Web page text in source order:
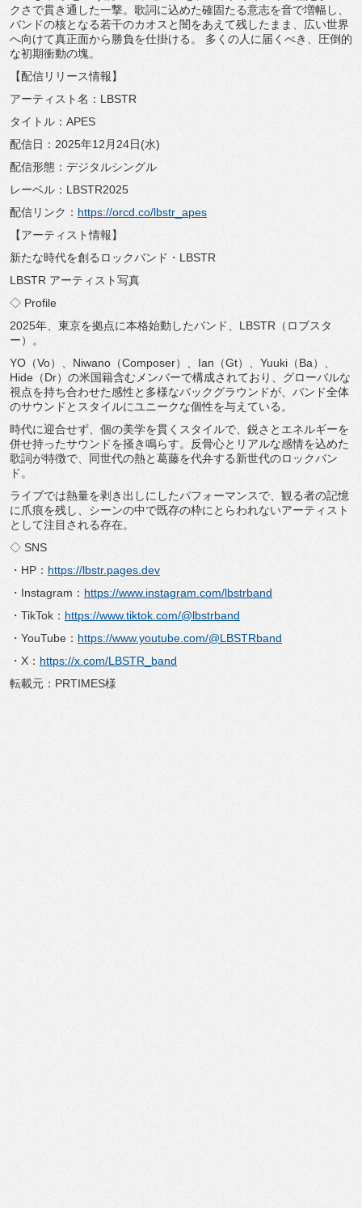
クさで貫き通した一撃。 歌詞に込めた確固たる意志を音で増幅し、
バンドの核となる若干のカオスと闇をあえて残したまま、 広い世界
へ向けて真正面から勝負を仕掛ける。 多くの人に届くべき、圧倒的
な初期衝動の塊。
【配信リリース情報】
アーティスト名：LBSTR
タイトル：APES
配信日：2025年12月24日(水)
配信形態：デジタルシングル
レーベル：LBSTR2025
配信リンク： https://orcd.co/lbstr_ apes
【アーティスト情報】
新たな時代を創るロックバンド・LBSTR
LBSTR アーティスト写真
◇ Profile
2025年、東京を拠点に本格始動したバンド、LBSTR（ ロブスタ
ー）。
YO（Vo）、Niwano（Composer）、Ian（Gt）、Yuuki（Ba）、
Hide（Dr） の米国籍含むメンバーで構成されており、 グローバルな
視点を持ち合わせた感性と多様なバックグラウンドが
バンド全体
のサウンドとスタイルにユニークな個性を与えている。
時代に迎合せず、個の美学を貫くスタイルで、 鋭さとエネルギーを
併せ持ったサウンドを掻き鳴らす。
反骨心とリアルな感情を込めた
歌詞が特徴で、 同世代の熱と葛藤を代弁する新世代のロックバン
ド。
ライブでは熱量を剥き出しにしたパフォーマンスで、 観る者の記憶
に爪痕を残し、 シーンの中で既存の枠にとらわれないアーティスト
として注目される存在。
◇ SNS
・HP： https://lbstr.pages.dev
・Instagram： https://www. instagram.com/lbstrband
・TikTok： https://www.tiktok. com/@lbstrband
・YouTube： https://www.youtube. com/@LBSTRband
・X： https://x.com/LBSTR_band
転載元：PRTIMES様